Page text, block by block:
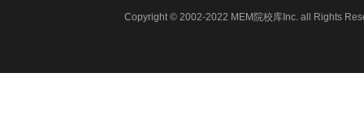
Copyright © 2002-2022 MEM院校库Inc. all Rights